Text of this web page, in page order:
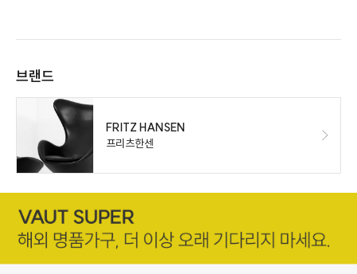
브랜드
FRITZ HANSEN
프리츠한센